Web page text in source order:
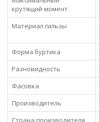
крутящий момент
Материал гильзы
Форма буртика
Разновидность
Фасовка
Производитель
Страна производителя